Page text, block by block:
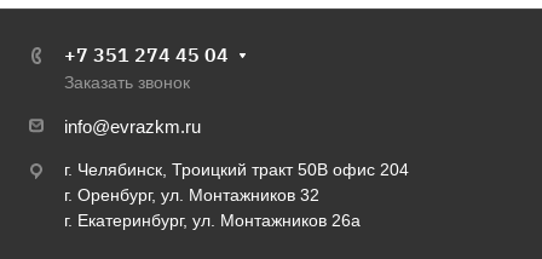
+7 351 274 45 04
Заказать звонок
info@evrazkm.ru
г. Челябинск, Троицкий тракт 50В офис 204
г. Оренбург, ул. Монтажников 32
г. Екатеринбург, ул. Монтажников 26а